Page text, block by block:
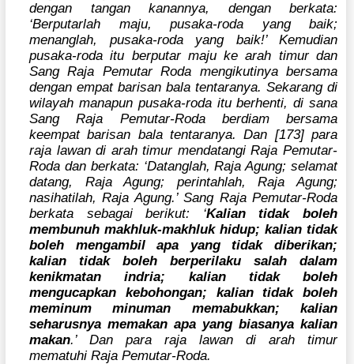
dengan tangan kanannya, dengan berkata:
‘Berputarlah maju, pusaka-roda yang baik;
menanglah, pusaka-roda yang baik!’ Kemudian
pusaka-roda itu berputar maju ke arah timur dan
Sang Raja Pemutar Roda mengikutinya bersama
dengan empat barisan bala tentaranya. Sekarang di
wilayah manapun pusaka-roda itu berhenti, di sana
Sang Raja Pemutar-Roda berdiam bersama
keempat barisan bala tentaranya. Dan [173] para
raja lawan di arah timur mendatangi Raja Pemutar-
Roda dan berkata: ‘Datanglah, Raja Agung; selamat
datang, Raja Agung; perintahlah, Raja Agung;
nasihatilah, Raja Agung.’ Sang Raja Pemutar-Roda
berkata sebagai berikut: ‘Kalian tidak boleh
membunuh makhluk-makhluk hidup; kalian tidak
boleh mengambil apa yang tidak diberikan;
kalian tidak boleh berperilaku salah dalam
kenikmatan indria; kalian tidak boleh
mengucapkan kebohongan; kalian tidak boleh
meminum minuman memabukkan; kalian
seharusnya memakan apa yang biasanya kalian
makan.’ Dan para raja lawan di arah timur
mematuhi Raja Pemutar-Roda.